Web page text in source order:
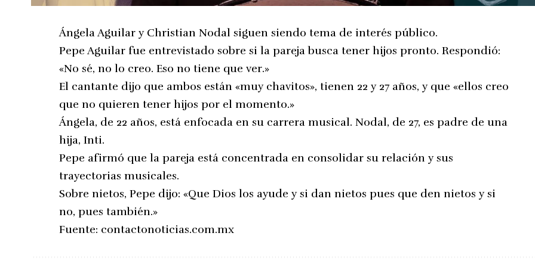
Ángela Aguilar y Christian Nodal siguen siendo tema de interés público.
Pepe Aguilar fue entrevistado sobre si la pareja busca tener hijos pronto. Respondió:
«No sé, no lo creo. Eso no tiene que ver.»
El cantante dijo que ambos están «muy chavitos», tienen 22 y 27 años, y que «ellos creo
que no quieren tener hijos por el momento.»
Ángela, de 22 años, está enfocada en su carrera musical. Nodal, de 27, es padre de una
hija, Inti.
Pepe afirmó que la pareja está concentrada en consolidar su relación y sus
trayectorias musicales.
Sobre nietos, Pepe dijo: «Que Dios los ayude y si dan nietos pues que den nietos y si
no, pues también.»
Fuente: contactonoticias.com.mx